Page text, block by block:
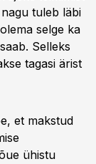
tuleb läbi
selge ka
Selleks
tagasi ärist
et makstud
ühistu